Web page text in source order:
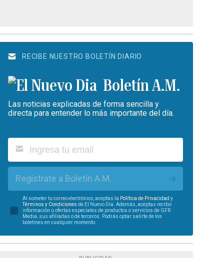
RECIBE NUESTRO BOLETÍN DIARIO
Boletín A.M.
Las noticias explicadas de forma sencilla y
directa para entender lo más importante del día.
Regístrate a Boletín A.M.
Al someter tu correo electrónico, aceptas la Política de Privacidad y
Términos y Condiciones de El Nuevo Día. Además, aceptas recibir
información u ofertas especiales de productos o servicios de GFR
Media, sus afiliadas o de terceros. Podrás optar salirte de los
boletines en cualquier momento.